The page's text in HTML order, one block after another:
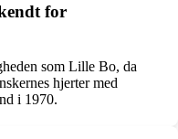
for
som Lille Bo, da
hjerter med
i 1970.